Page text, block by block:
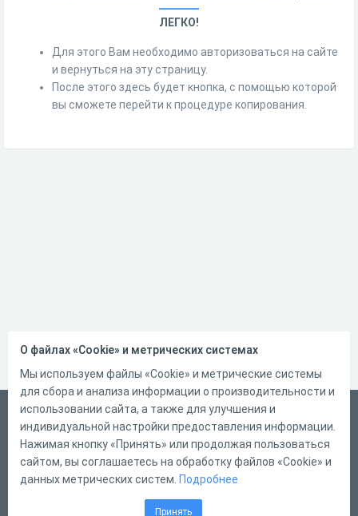
ЛЕГКО!
Для этого Вам необходимо авторизоваться на сайте
и вернуться на эту страницу.
После этого здесь будет кнопка, с помощью которой
вы сможете перейти к процедуре копирования.
Русский
Справка
Форма обратной связи
О файлах «Cookie» и метрических системах
Мы используем файлы «Cookie» и метрические системы
для сбора и анализа информации о производительности и
использовании сайта, а также для улучшения и
индивидуальной настройки предоставления информации.
Нажимая кнопку «Принять» или продолжая пользоваться
сайтом, вы соглашаетесь на обработку файлов «Cookie» и
данных метрических систем. Подробнее
Принять